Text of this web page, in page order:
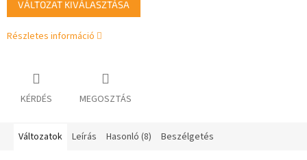
VÁLTOZAT KIVÁLASZTÁSA
Részletes információ
KÉRDÉS MEGOSZTÁS
Változatok Leírás Hasonló (8) Beszélgetés